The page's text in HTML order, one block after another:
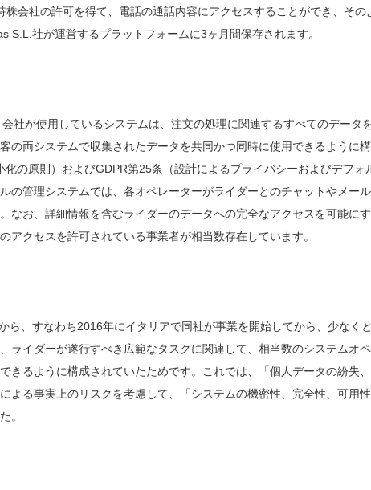
会社の許可を得て、電話の通話内容にアクセスすることができ、その
S.L.社が運営するプラットフォームに3ヶ月間保存されます。
社が使用しているシステムは、注文の処理に関連するすべてのデータ
の両システムで収集されたデータを共同かつ同時に使用できるように
の原則）およびGDPR第25条（設計によるプライバシーおよびデフォ
の管理システムでは、各オペレーターがライダーとのチャットやメー
なお、詳細情報を含むライダーのデータへの完全なアクセスを可能に
アクセスを許可されている事業者が相当数存在しています。
ら、すなわち2016年にイタリアで同社が事業を開始してから、少なく
ライダーが遂行すべき広範なタスクに関連して、相当数のシステムオ
きるように構成されていたためです。これでは、「個人データの紛失
よる事実上のリスクを考慮して、「システムの機密性、完全性、可用性
。